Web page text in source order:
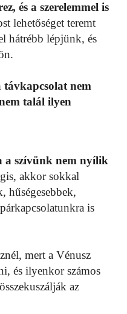
és a szerelemmel is
lehetőséget teremt
hátrébb lépjünk, és
távkapcsolat nem
talál ilyen
a szívünk nem nyílik
akkor sokkal
hűségesebbek,
is
mert a Vénusz
és ilyenkor számos
az